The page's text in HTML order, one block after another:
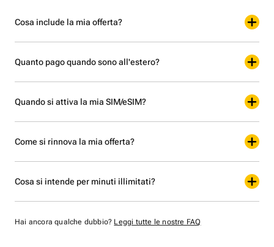
Cosa include la mia offerta?
Quanto pago quando sono all'estero?
Quando si attiva la mia SIM/eSIM?
Come si rinnova la mia offerta?
Cosa si intende per minuti illimitati?
Hai ancora qualche dubbio? Leggi tutte le nostre FAQ